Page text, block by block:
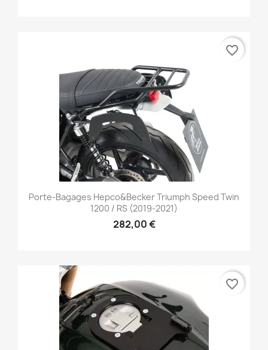
Porte-Bagages Hepco&Becker Triumph Speed Twin
1200 / RS (2019-2021)
282,00 €
favorite_border
favorite_border